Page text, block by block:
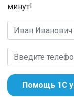
минут!
Помощь 1С